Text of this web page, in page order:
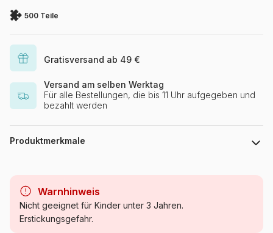
500 Teile
Gratisversand ab 49 €
Versand am selben Werktag
Für alle Bestellungen, die bis 11 Uhr aufgegeben und
bezahlt werden
Produktmerkmale
Kategorie Puzzle Städte und Dörfer
Warnhinweis
Nicht geeignet für Kinder unter 3 Jahren.
Erstickungsgefahr.